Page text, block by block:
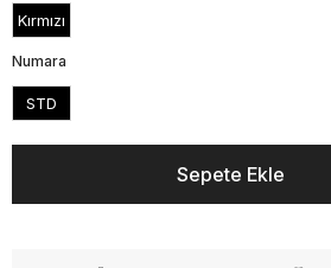
Kırmızı
Numara
STD